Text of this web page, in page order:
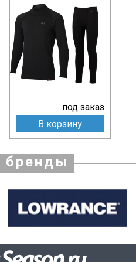
под заказ
В корзину
бренды